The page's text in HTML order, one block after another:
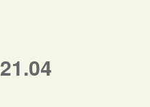
21.04